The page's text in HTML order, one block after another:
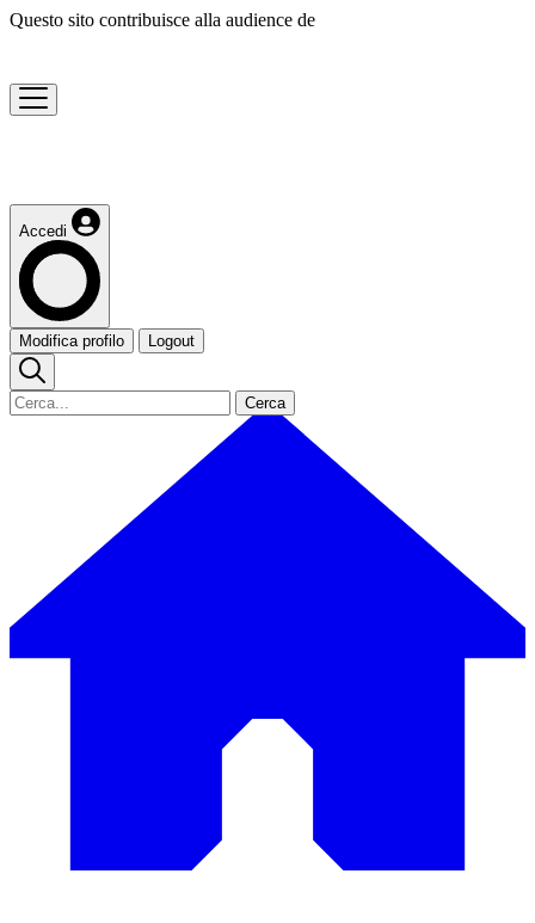
Questo sito contribuisce alla audience de
Accedi
Modifica profilo Logout
Cerca